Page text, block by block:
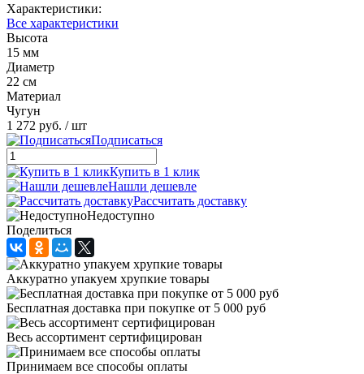
Характеристики:
Все характеристики
Высота
15 мм
Диаметр
22 см
Материал
Чугун
1 272 руб. / шт
Подписаться
Купить в 1 клик
Нашли дешевле
Рассчитать доставку
Недоступно
Поделиться
Аккуратно упакуем хрупкие товары
Бесплатная доставка при покупке от 5 000 руб
Весь ассортимент сертифицирован
Принимаем все способы оплаты